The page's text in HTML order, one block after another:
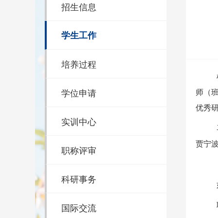
招生信息
学生工作
培养过程
学位申请
实训中心
职称评审
科研事务
国际交流
师（
优秀
贾宁